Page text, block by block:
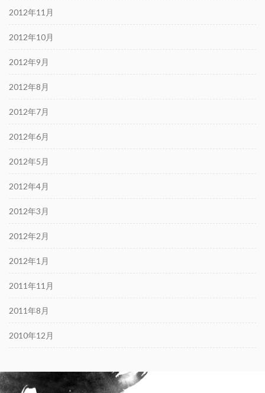
2012年11月
2012年10月
2012年9月
2012年8月
2012年7月
2012年6月
2012年5月
2012年4月
2012年3月
2012年2月
2012年1月
2011年11月
2011年8月
2010年12月